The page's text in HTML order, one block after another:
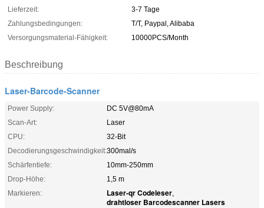
Lieferzeit:
3-7 Tage
Zahlungsbedingungen:
T/T, Paypal, Alibaba
Versorgungsmaterial-Fähigkeit:
10000PCS/Month
Beschreibung
Laser-Barcode-Scanner
Power Supply:
DC 5V@80mA
Scan-Art:
Laser
CPU:
32-Bit
Decodierungsgeschwindigkeit:300mal/s
Schärfentiefe:
10mm-250mm
Drop-Höhe:
1,5 m
Markieren:
Laser-qr Codeleser,
drahtloser Barcodescanner Lasers